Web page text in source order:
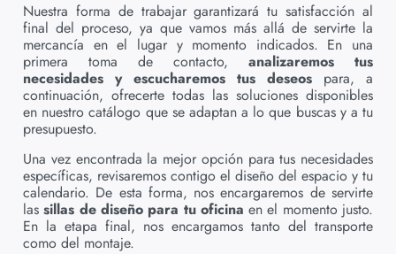
Nuestra forma de trabajar garantizará tu satisfacción al
final del proceso, ya que vamos más allá de servirte la
mercancía en el lugar y momento indicados. En una
primera toma de contacto, analizaremos tus
necesidades y escucharemos tus deseos para, a
continuación, ofrecerte todas las soluciones disponibles
en nuestro catálogo que se adaptan a lo que buscas y a tu
presupuesto.
Una vez encontrada la mejor opción para tus necesidades
específicas, revisaremos contigo el diseño del espacio y tu
calendario. De esta forma, nos encargaremos de servirte
las sillas de diseño para tu oficina en el momento justo.
En la etapa final, nos encargamos tanto del transporte
como del montaje.